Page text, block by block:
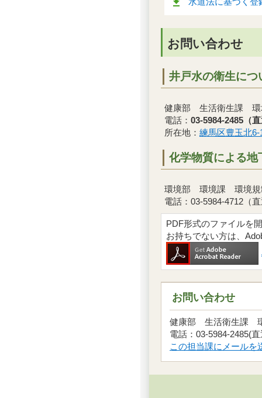
お問い合わせ
井戸水の衛生につ
健康部 生活衛生課 環
電話： 03-5984-2485（
所在地： 練馬区豊玉北6-
化学物質による地
環境部 環境課 環境規
電話：03-5984-4712（
PDF形式のファイルを
お持ちでない方は、
お問い合わせ
健康部 生活衛生課
電話：03-5984-2485(
この担当課にメールを